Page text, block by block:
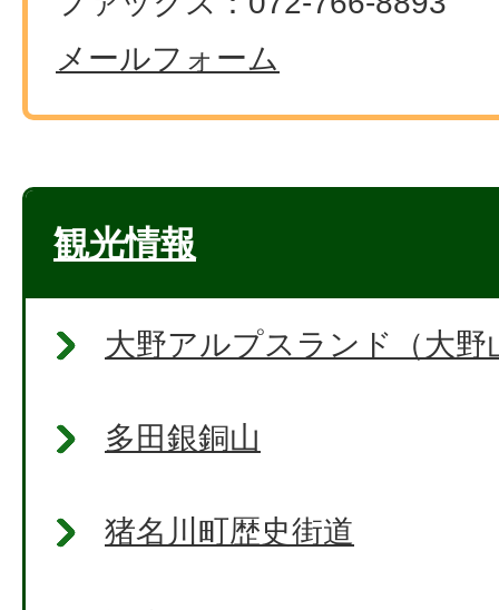
メールフォーム
観光情報
大野アルプスランド（大野
多田銀銅山
猪名川町歴史街道